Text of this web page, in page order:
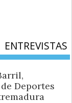
ENTREVISTAS
Deportes